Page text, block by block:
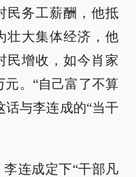
民务工薪酬，他抵
壮大集体经济，他
民增收，如今肖家
元。“自己富了不算
与李连成的“当干
连成定下“干部凡